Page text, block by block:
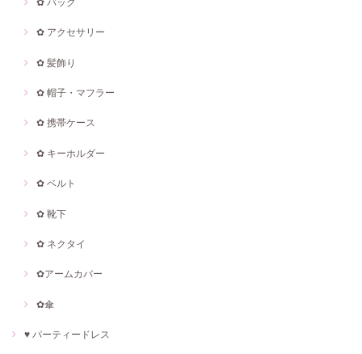
✿ アクセサリー
✿ 髪飾り
✿ 帽子・マフラー
✿ 携帯ケース
✿ キーホルダー
✿ ベルト
✿ 靴下
✿ ネクタイ
✿アームカバー
✿傘
♥ パーティードレス